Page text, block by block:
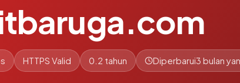
HTTPS Valid 0.2 tahun Diperbarui3 bulan